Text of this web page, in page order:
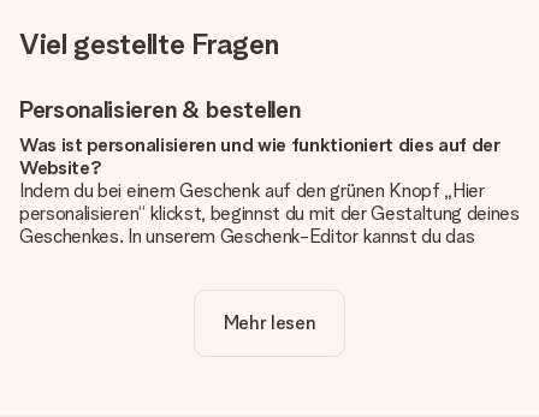
Viel gestellte Fragen
Personalisieren & bestellen
Was ist personalisieren und wie funktioniert dies auf der
Website?
Indem du bei einem Geschenk auf den grünen Knopf „Hier
personalisieren“ klickst, beginnst du mit der Gestaltung deines
Geschenkes. In unserem Geschenk-Editor kannst du das
noch eines unserer angebotenen Designs, um deinem
Geschenk die perfekte Ausstrahlung zu verleihen.
Mehr lesen